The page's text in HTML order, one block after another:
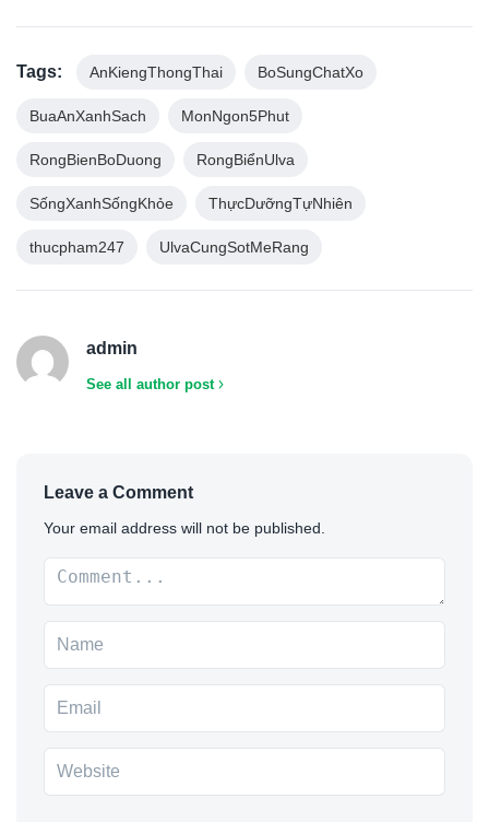
Tags: AnKiengThongThai BoSungChatXo
BuaAnXanhSach MonNgon5Phut
RongBienBoDuong RongBiểnUlva
SốngXanhSốngKhỏe ThựcDưỡngTựNhiên
thucpham247 UlvaCungSotMeRang
admin
See all author post
Leave a Comment
Your email address will not be published.